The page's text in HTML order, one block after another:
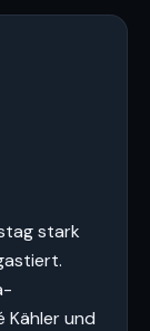
stark
Kähler und